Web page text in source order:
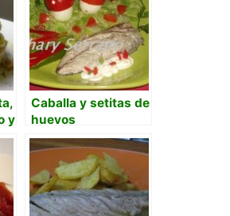
y
Caballa y setitas de
huevos